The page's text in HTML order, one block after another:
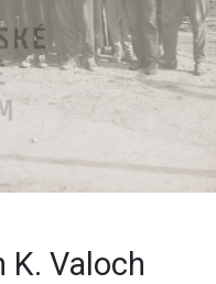
K. Valoch